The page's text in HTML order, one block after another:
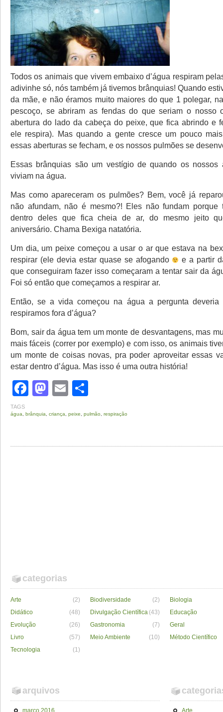
Todos os animais que vivem embaixo d’água respiram
adivinhe só, nós também já tivemos brânquias! Quando
da mãe, e não éramos muito maiores do que 1 polegar,
pescoço, se abriram as fendas do que seriam o nosso
abertura do lado da cabeça do peixe, que fica abrindo e
ele respira). Mas quando a gente cresce um pouco
essas aberturas se fecham, e os nossos pulmões se
Essas brânquias são um vestígio de quando os nossos
viviam na água.
Mas como apareceram os pulmões? Bem, você já
não afundam, não é mesmo?! Eles não fundam porque
dentro deles que fica cheia de ar, do mesmo jeito
aniversário. Chama Bexiga natatória.
Um dia, um peixe começou a usar o ar que estava na
respirar (ele devia estar quase se afogando
e a partir
que conseguiram fazer isso começaram a tentar sair da
Foi só então que começamos a respirar ar.
Então, se a vida começou na água a pergunta deveria
respiramos fora d’água?
Bom, sair da água tem um monte de desvantagens, mas
mais fáceis (correr por exemplo) e com isso, os animais
um monte de coisas novas, pra poder aproveitar essas
estar dentro d’água. Mas isso é uma outra história!
Facebook
Mastodon
Email
TAGS
água brânquia criança peixe pulmão respiração
categorias
Arte (2) Biodiversidade (2)
Biologia
Didático
(48) Divulgação Científica (43)
Educação
Evolução
(26) Gastronomia (7)
Geral
Livro
(57) Meio Ambiente (10)
Método Científico
Tecnologia
(1)
arquivos
março 2016 Arte